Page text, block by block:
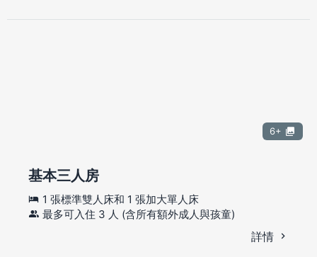
6+
基本三人房
1 張標準雙人床和 1 張加大單人床
最多可入住 3 人 (含所有額外成人與孩童)
詳情